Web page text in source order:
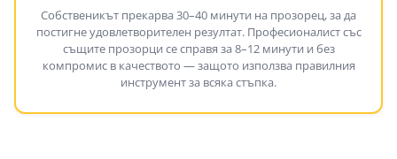
Собственикът прекарва 30–40 минути на прозорец, за да
постигне удовлетворителен резултат. Професионалист със
същите прозорци се справя за 8–12 минути и без
компромис в качеството — защото използва правилния
инструмент за всяка стъпка.